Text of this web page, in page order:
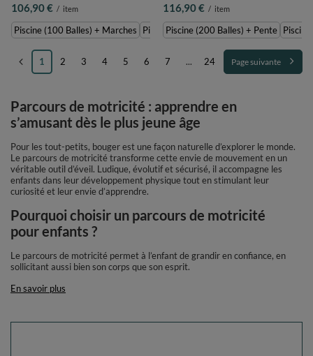
pastel/blanc/perle, Piscine (100
Balles) + Marches
106,90 € / item
Piscine (100 Balles) + Marches Piscine (200 Balles)+ Marches
pastel/blanc/perle, Piscine (200
Balles) + Pente
116,90 € / item
Piscine (200 Balles) + Pente
1 2 3 4 5 6 7 ... 24 Page suivante
Parcours de motricité : apprendre en
s’amusant dès le plus jeune âge
Pour les tout-petits, bouger est une façon naturelle d’explorer le monde.
Le parcours de motricité transforme cette envie de mouvement en un
véritable outil d’éveil. Ludique, évolutif et sécurisé, il accompagne les
enfants dans leur développement physique tout en stimulant leur
curiosité et leur envie d’apprendre.
Pourquoi choisir un parcours de motricité
pour enfants ?
Le parcours de motricité permet à l’enfant de grandir en confiance, en
sollicitant aussi bien son corps que son esprit.
En savoir plus